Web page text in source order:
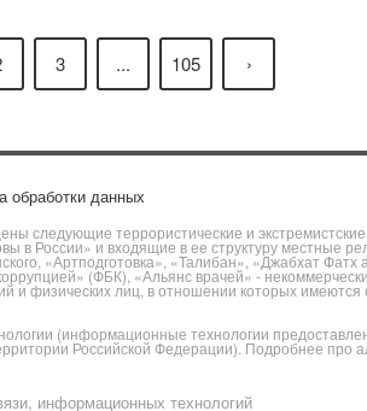
3 ... 105 ›
обработки данных
следующие террористические и
в России» и входящие в ее структуру
«Артподготовка», «Талибан», «Джабхат
(ФБК), «Альянс врачей» -
физических лиц, в отношении которых
(информационные технологии
Российской Федерации). Подробнее про
информационных технологий